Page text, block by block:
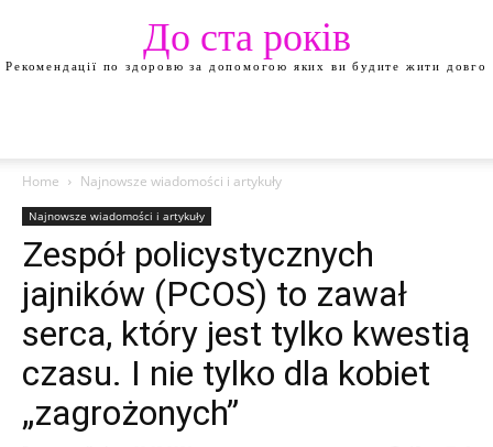
До ста років
Рекомендації по здоровю за допомогою яких ви будите жити довго
Home Najnowsze wiadomości i artykuły
Najnowsze wiadomości i artykuły
Zespół policystycznych
jajników (PCOS) to zawał
serca, który jest tylko kwestią
czasu. I nie tylko dla kobiet
„zagrożonych”